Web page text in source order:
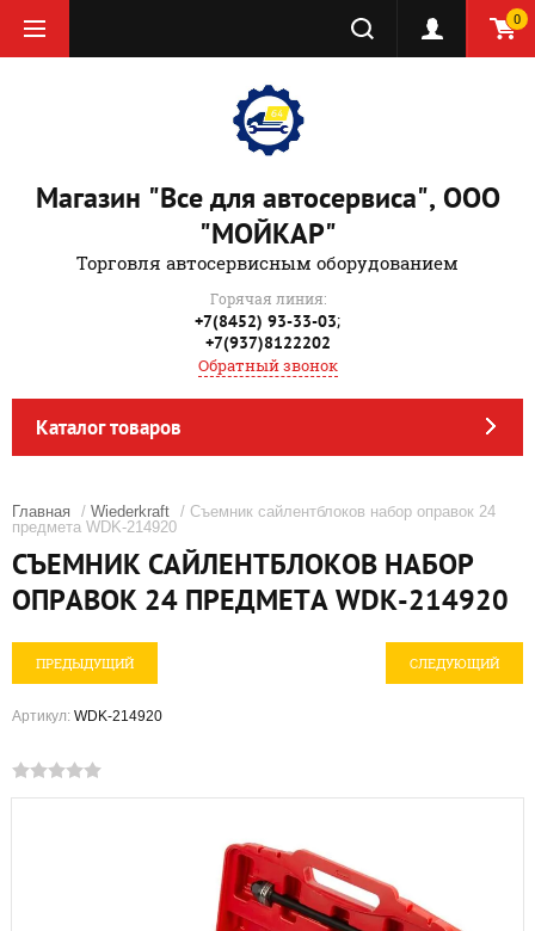
0
Магазин "Все для автосервиса", ООО
"МОЙКАР"
Торговля автосервисным оборудованием
Горячая линия:
+7(8452) 93-33-03;
+7(937)8122202
Обратный звонок
Каталог товаров
Главная / Wiederkraft / Съемник сайлентблоков набор оправок 24
предмета WDK-214920
СЪЕМНИК САЙЛЕНТБЛОКОВ НАБОР
ОПРАВОК 24 ПРЕДМЕТА WDK-214920
ПРЕДЫДУЩИЙ СЛЕДУЮЩИЙ
Артикул: WDK-214920